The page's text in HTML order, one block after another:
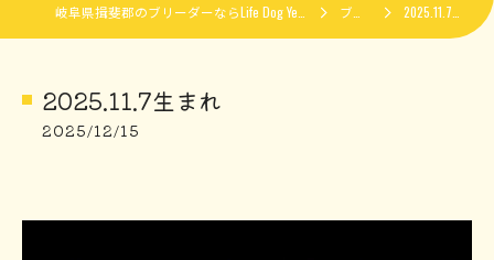
ブログ 2025.11.7生まれ
2025.11.7生まれ
2025/12/15